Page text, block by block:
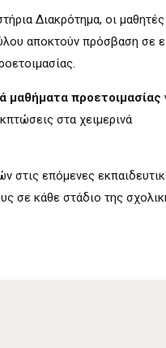
Διακρότημα, οι
αποκτούν πρόσβαση σε
μαθήματα προετοιμασίας
στα χειμερινά
στις επόμενες
σε κάθε στάδιο της